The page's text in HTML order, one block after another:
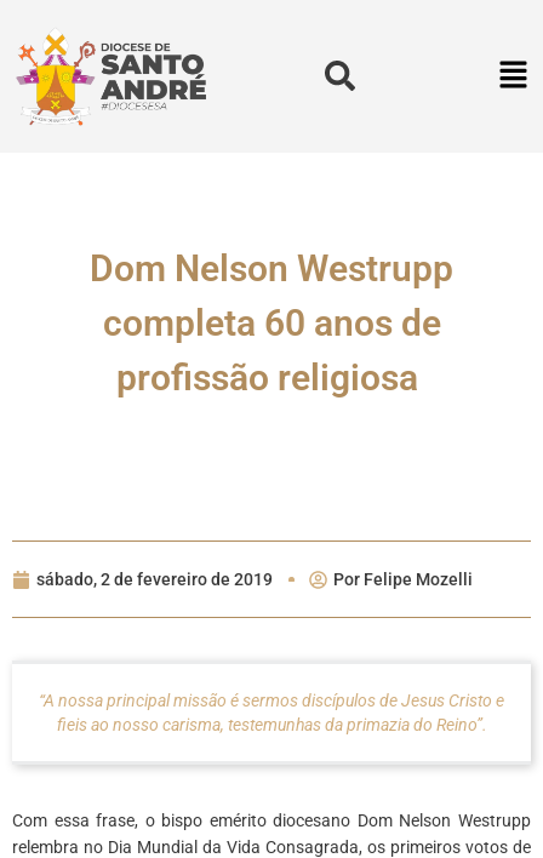
Dom Nelson Westrupp
completa 60 anos de
profissão religiosa
sábado, 2 de fevereiro de 2019 Por Felipe Mozelli
“A nossa principal missão é sermos discípulos de Jesus Cristo e
fieis ao nosso carisma, testemunhas da primazia do Reino”.
Com essa frase, o bispo emérito diocesano Dom Nelson Westrupp
relembra no Dia Mundial da Vida Consagrada, os primeiros votos de